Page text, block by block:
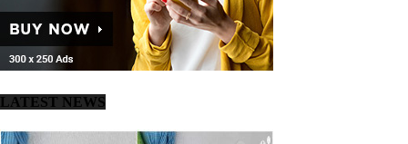
LATEST NEWS